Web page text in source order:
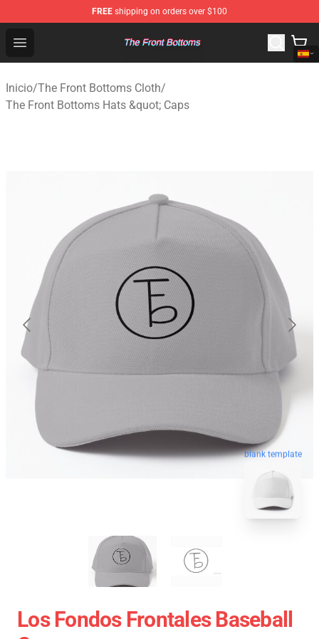
FREE shipping on orders over $100
Open menu
The Front Bottoms Store - Official The Front Bottoms
Inicio/The Front Bottoms Cloth/
The Front Bottoms Hats &quot; Caps
blank template
Los Fondos Frontales Baseball